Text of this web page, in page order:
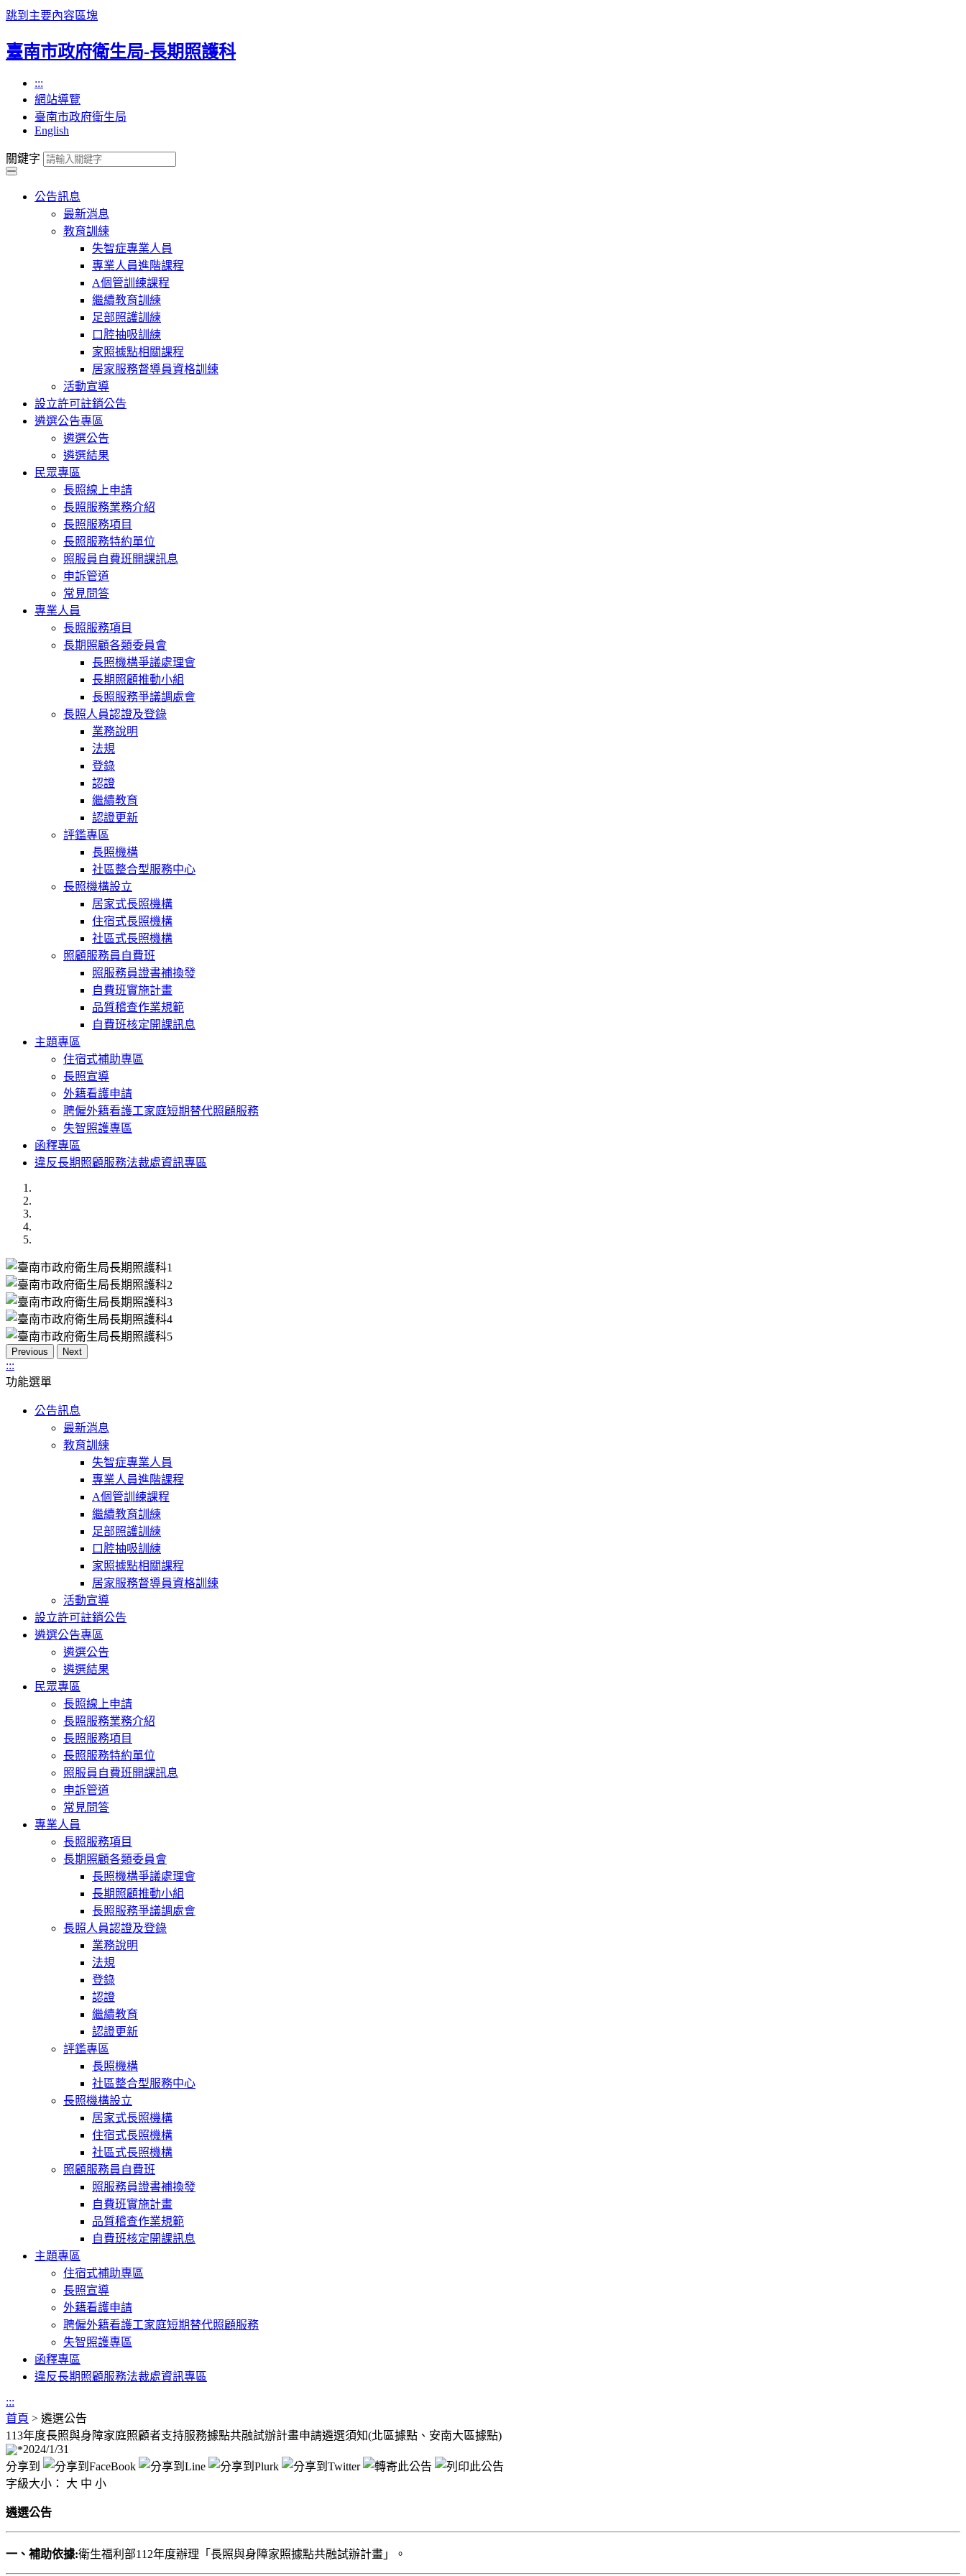
跳到主要內容區塊
臺南市政府衛生局-長期照護科
:::
網站導覽
臺南市政府衛生局
English
關鍵字
公告訊息
最新消息
教育訓練
失智症專業人員
專業人員進階課程
A個管訓練課程
繼續教育訓練
足部照護訓練
口腔抽吸訓練
家照據點相關課程
居家服務督導員資格訓練
活動宣導
設立許可註銷公告
遴選公告專區
遴選公告
遴選結果
民眾專區
長照線上申請
長照服務業務介紹
長照服務項目
長照服務特約單位
照服員自費班開課訊息
申訴管道
常見問答
專業人員
長照服務項目
長期照顧各類委員會
長照機構爭議處理會
長期照顧推動小組
長照服務爭議調處會
長照人員認證及登錄
業務說明
法規
登錄
認證
繼續教育
認證更新
評鑑專區
長照機構
社區整合型服務中心
長照機構設立
居家式長照機構
住宿式長照機構
社區式長照機構
照顧服務員自費班
照服務員證書補換發
自費班實施計畫
品質稽查作業規範
自費班核定開課訊息
主題專區
住宿式補助專區
長照宣導
外籍看護申請
聘僱外籍看護工家庭短期替代照顧服務
失智照護專區
函釋專區
違反長期照顧服務法裁處資訊專區
Previous Next
:::
功能選單
公告訊息
最新消息
教育訓練
失智症專業人員
專業人員進階課程
A個管訓練課程
繼續教育訓練
足部照護訓練
口腔抽吸訓練
家照據點相關課程
居家服務督導員資格訓練
活動宣導
設立許可註銷公告
遴選公告專區
遴選公告
遴選結果
民眾專區
長照線上申請
長照服務業務介紹
長照服務項目
長照服務特約單位
照服員自費班開課訊息
申訴管道
常見問答
專業人員
長照服務項目
長期照顧各類委員會
長照機構爭議處理會
長期照顧推動小組
長照服務爭議調處會
長照人員認證及登錄
業務說明
法規
登錄
認證
繼續教育
認證更新
評鑑專區
長照機構
社區整合型服務中心
長照機構設立
居家式長照機構
住宿式長照機構
社區式長照機構
照顧服務員自費班
照服務員證書補換發
自費班實施計畫
品質稽查作業規範
自費班核定開課訊息
主題專區
住宿式補助專區
長照宣導
外籍看護申請
聘僱外籍看護工家庭短期替代照顧服務
失智照護專區
函釋專區
違反長期照顧服務法裁處資訊專區
:::
首頁 > 遴選公告
113年度長照與身障家庭照顧者支持服務據點共融試辦計畫申請遴選須知(北區據點、安南大區據點)
2024/1/31
分享到
字級大小： 大 中 小
遴選公告
一、補助依據:衛生福利部112年度辦理「長照與身障家照據點共融試辦計畫」。